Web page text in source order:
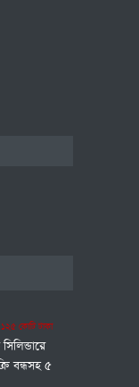
কোটি টাকা
বন্ধসহ ৫